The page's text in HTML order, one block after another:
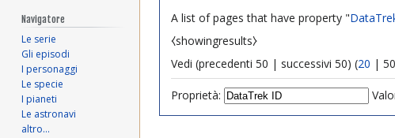
A list of pages that have property "
⧼showingresults⧽
Vedi (precedenti 50 | successivi 50) (20 | 50
Proprietà:
Navigatore
Le serie
Gli episodi
I personaggi
Le specie
I pianeti
Le astronavi
altro…